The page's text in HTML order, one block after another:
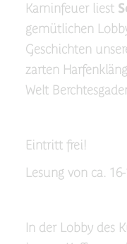
Kaminfeuer liest
gemütlichen
Geschichten
zarten
Welt
Eintritt frei!
Lesung von ca.
In der Lobby des